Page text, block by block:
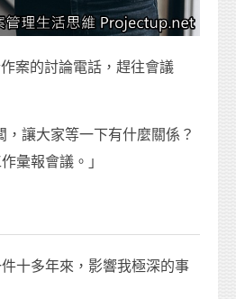
案的討論電話，趕往會議
讓大家等一下有什麼關係？
彙報會議。」
十多年來，影響我極深的事